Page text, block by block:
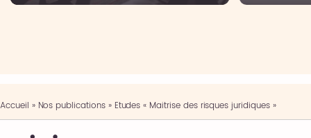
Accueil » Nos publications» Etudes « Maitrise des risques juridiques »